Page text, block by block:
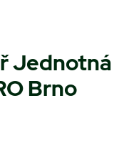
Jednotná
Brno